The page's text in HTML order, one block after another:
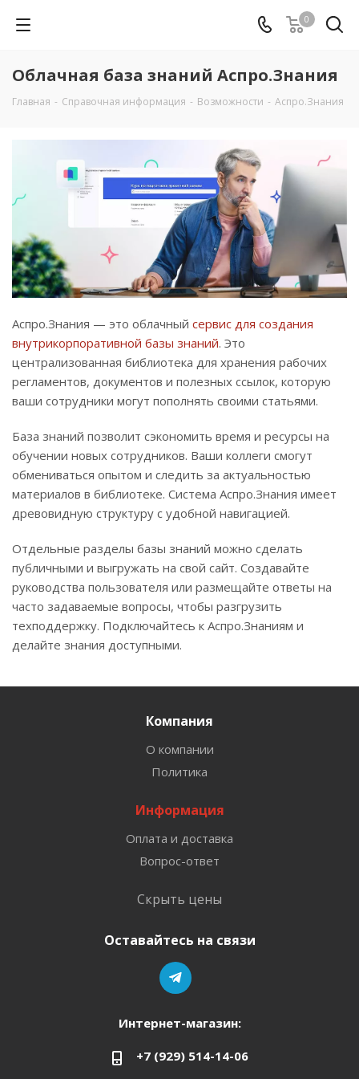
0
Облачная база знаний Аспро.Знания
Главная - Справочная информация - Возможности - Аспро.Знания
Аспро.Знания — это облачный сервис для создания
внутрикорпоративной базы знаний. Это
централизованная библиотека для хранения рабочих
регламентов, документов и полезных ссылок, которую
ваши сотрудники могут пополнять своими статьями.
База знаний позволит сэкономить время и ресурсы на
обучении новых сотрудников. Ваши коллеги смогут
обмениваться опытом и следить за актуальностью
материалов в библиотеке. Система Аспро.Знания имеет
древовидную структуру с удобной навигацией.
Отдельные разделы базы знаний можно сделать
публичными и выгружать на свой сайт. Создавайте
руководства пользователя или размещайте ответы на
часто задаваемые вопросы, чтобы разгрузить
техподдержку. Подключайтесь к Аспро.Знаниям и
делайте знания доступными.
Компания
О компании
Политика
Информация
Оплата и доставка
Вопрос-ответ
Скрыть цены
Оставайтесь на связи
Интернет-магазин:
+7 (929) 514-14-06